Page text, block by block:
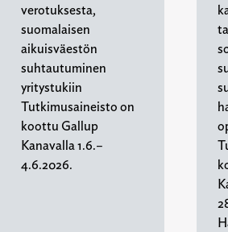
verotuksesta,
suomalaisen
aikuisväestön
suhtautuminen
yritystukiin
Tutkimusaineisto on
koottu Gallup
Kanavalla 1.6.–
4.6.2026.